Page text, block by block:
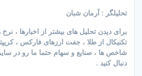
تحلیلگر : آرمان شبان
برای دیدن تحلیل های بیشتر از اخبارها ، نرخ
تکنیکال از طلا ، جفت ارزهای فارکس ،
شاخص ها ، صنایع و سهام حتما ما رو در
دنبال کنید .